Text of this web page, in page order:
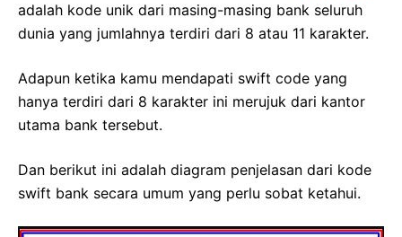
adalah kode unik dari masing-masing bank seluruh
dunia yang jumlahnya terdiri dari 8 atau 11 karakter.
Adapun ketika kamu mendapati swift code yang
hanya terdiri dari 8 karakter ini merujuk dari kantor
utama bank tersebut.
Dan berikut ini adalah diagram penjelasan dari kode
swift bank secara umum yang perlu sobat ketahui.